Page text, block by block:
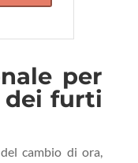
per
dei furti
cambio di ora,